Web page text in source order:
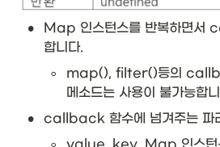
•
Map 인스턴스를 반복하면서
합니다.
◦
map(), filter()등의
메소드는 사용이 불가능합
• callback 함수에 넘겨주는 파